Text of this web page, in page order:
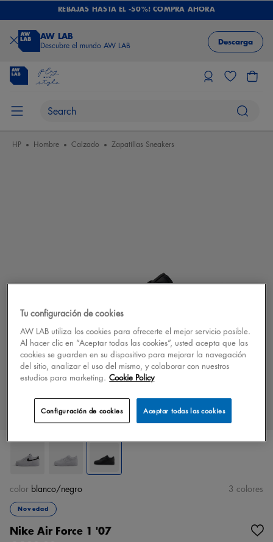
REBAJAS HASTA EL -50%! COMPRA AHORA
AW LAB
Descubre el mundo AW LAB Descarga
HP Hombre Calzado Zapatillas Sneakers
Novedad
Nike Air Force 1 '07
color blanco/negro 3 colores
Tu configuración de cookies
AW LAB utiliza los cookies para ofrecerte el mejor servicio posible.
Al hacer clic en “Aceptar todas las cookies”, usted acepta que las
cookies se guarden en su dispositivo para mejorar la navegación
del sitio, analizar el uso del mismo, y colaborar con nuestros
estudios para marketing. Cookie Policy
Aceptar todas las cookies
Configuración de cookies